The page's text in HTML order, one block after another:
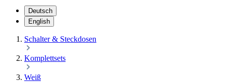
Deutsch
English
Schalter & Steckdosen
Komplettsets
Weiß